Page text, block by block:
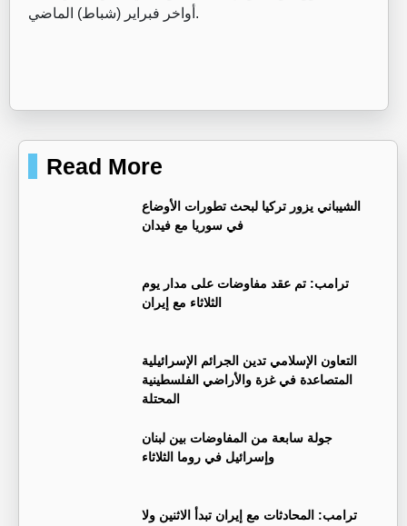
أواخر فبراير (شباط) الماضي.
Read More
‏الشيباني يزور تركيا لبحث تطورات الأوضاع
في سوريا مع فيدان
ترامب: تم عقد مفاوضات على مدار يوم
الثلاثاء مع إيران
التعاون الإسلامي تدين الجرائم الإسرائيلية
المتصاعدة في غزة والأراضي الفلسطينية
المحتلة
جولة سابعة من المفاوضات بين لبنان
وإسرائيل في روما الثلاثاء
ترامب: المحادثات مع إيران تبدأ الاثنين ولا